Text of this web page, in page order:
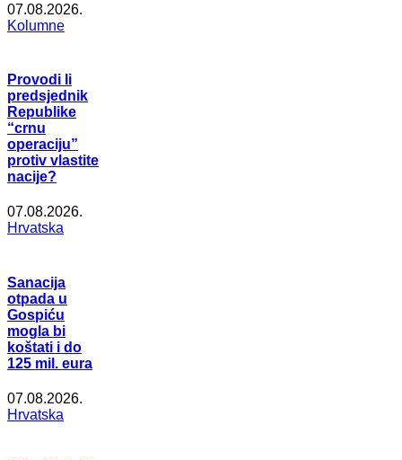
07.08.2026.
Kolumne
Provodi li
predsjednik
Republike
“crnu
operaciju”
protiv vlastite
nacije?
07.08.2026.
Hrvatska
Sanacija
otpada u
Gospiću
mogla bi
koštati i do
125 mil. eura
07.08.2026.
Hrvatska